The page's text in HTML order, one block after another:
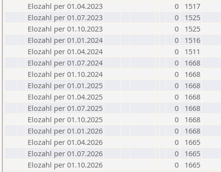
Elozahl per 01.04.2023
0
1517
Elozahl per 01.07.2023
0
1525
Elozahl per 01.10.2023
0
1525
Elozahl per 01.01.2024
0
1516
Elozahl per 01.04.2024
0
1511
Elozahl per 01.07.2024
0
1668
Elozahl per 01.10.2024
0
1668
Elozahl per 01.01.2025
0
1668
Elozahl per 01.04.2025
0
1668
Elozahl per 01.07.2025
0
1668
Elozahl per 01.10.2025
0
1668
Elozahl per 01.01.2026
0
1668
Elozahl per 01.04.2026
0
1665
Elozahl per 01.07.2026
0
1665
Elozahl per 01.10.2026
0 1665